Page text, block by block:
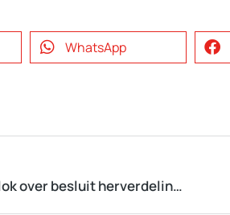
WhatsApp
Brief aan minister Blok over besluit herverdeling Gemeentefonds